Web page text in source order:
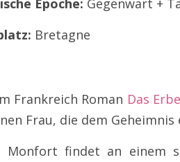
Epoche: Gegenwart +
Bretagne
Frankreich Roman Das
Frau, die dem
Monfort findet an einem